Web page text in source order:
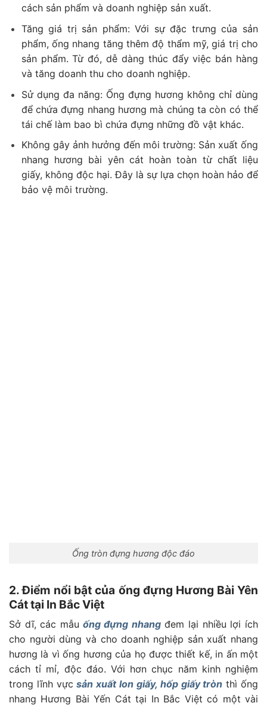
cách sản phẩm và doanh nghiệp sản xuất.
Tăng giá trị sản phẩm: Với sự đặc trưng của sản
phẩm, ống nhang tăng thêm độ thẩm mỹ, giá trị cho
sản phẩm. Từ đó, dễ dàng thúc đẩy việc bán hàng
và tăng doanh thu cho doanh nghiệp.
Sử dụng đa năng: Ống đựng hương không chỉ dùng
để chứa đựng nhang hương mà chúng ta còn có thể
tái chế làm bao bì chứa đựng những đồ vật khác.
Không gây ảnh hưởng đến môi trường: Sản xuất ống
nhang hương bài yên cát hoàn toàn từ chất liệu
giấy, không độc hại. Đây là sự lựa chọn hoàn hảo để
bảo vệ môi trường.
Ống tròn đựng hương độc đáo
2. Điểm nổi bật của ống đựng Hương Bài Yên
Cáttại In Bắc Việt
Sở dĩ, các mẫu ống đựng nhangđem lại nhiều lợi ích
cho người dùng và cho doanh nghiệp sản xuất nhang
hương là vì ống hương của họ được thiết kế, in ấn một
cách tỉ mỉ, độc đáo. Với hơn chục năm kinh nghiệm
trong lĩnh vựcsản xuất lon giấy, hốp giấy tròn thì ống
nhang Hương Bài Yến Cát tại In Bắc Việt có một vài